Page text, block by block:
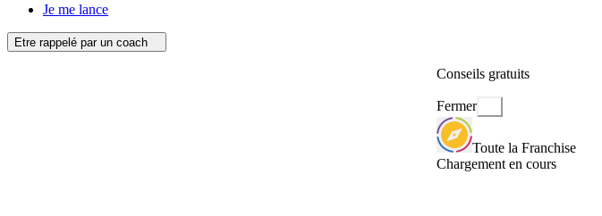
Je me lance
Etre rappelé par un coach
Conseils gratuits
Fermer
Toute la Franchise
Chargement en cours